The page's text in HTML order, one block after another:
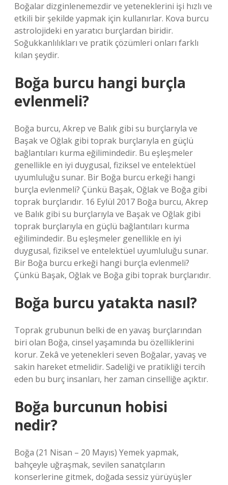
Boğalar dizginlenemezdir ve yeteneklerini işi hızlı ve
etkili bir şekilde yapmak için kullanırlar. Kova burcu
astrolojideki en yaratıcı burçlardan biridir.
Soğukkanlılıkları ve pratik çözümleri onları farklı
kılan şeydir.
Boğa burcu hangi burçla
evlenmeli?
Boğa burcu, Akrep ve Balık gibi su burçlarıyla ve
Başak ve Oğlak gibi toprak burçlarıyla en güçlü
bağlantıları kurma eğilimindedir. Bu eşleşmeler
genellikle en iyi duygusal, fiziksel ve entelektüel
uyumluluğu sunar. Bir Boğa burcu erkeği hangi
burçla evlenmeli? Çünkü Başak, Oğlak ve Boğa gibi
toprak burçlarıdır. 16 Eylül 2017 Boğa burcu, Akrep
ve Balık gibi su burçlarıyla ve Başak ve Oğlak gibi
toprak burçlarıyla en güçlü bağlantıları kurma
eğilimindedir. Bu eşleşmeler genellikle en iyi
duygusal, fiziksel ve entelektüel uyumluluğu sunar.
Bir Boğa burcu erkeği hangi burçla evlenmeli?
Çünkü Başak, Oğlak ve Boğa gibi toprak burçlarıdır.
Boğa burcu yatakta nasıl?
Toprak grubunun belki de en yavaş burçlarından
biri olan Boğa, cinsel yaşamında bu özelliklerini
korur. Zekâ ve yetenekleri seven Boğalar, yavaş ve
sakin hareket etmelidir. Sadeliği ve pratikliği tercih
eden bu burç insanları, her zaman cinselliğe açıktır.
Boğa burcunun hobisi
nedir?
Boğa (21 Nisan – 20 Mayıs) Yemek yapmak,
bahçeyle uğraşmak, sevilen sanatçıların
konserlerine gitmek, doğada sessiz yürüyüşler